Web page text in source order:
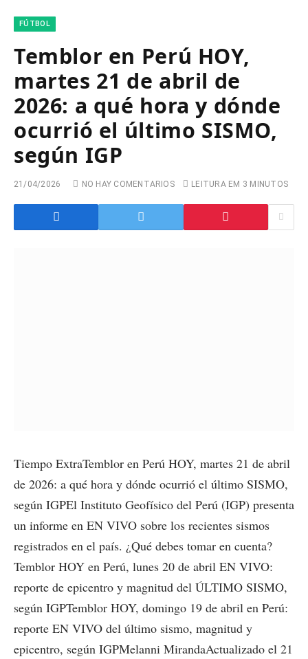
FÚTBOL
Temblor en Perú HOY,
martes 21 de abril de
2026: a qué hora y dónde
ocurrió el último SISMO,
según IGP
21/04/2026 NO HAY COMENTARIOS LEITURA EM 3 MINUTOS
Tiempo ExtraTemblor en Perú HOY, martes 21 de abril
de 2026: a qué hora y dónde ocurrió el último SISMO,
según IGPEl Instituto Geofísico del Perú (IGP) presenta
un informe en EN VIVO sobre los recientes sismos
registrados en el país. ¿Qué debes tomar en cuenta?
Temblor HOY en Perú, lunes 20 de abril EN VIVO:
reporte de epicentro y magnitud del ÚLTIMO SISMO,
según IGPTemblor HOY, domingo 19 de abril en Perú:
reporte EN VIVO del último sismo, magnitud y
epicentro, según IGPMelanni MirandaActualizado el 21